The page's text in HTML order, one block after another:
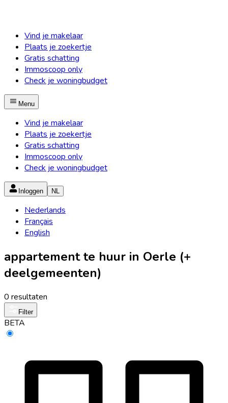
Vind je makelaar
Plaats je zoekertje
Gratis schatting
Immoscoop only
Check je woningbudget
Menu
Vind je makelaar
Plaats je zoekertje
Gratis schatting
Immoscoop only
Check je woningbudget
Inloggen NL
Nederlands
Français
English
appartement te huur in Oerle (+
deelgemeenten)
0 resultaten
Filter
BETA